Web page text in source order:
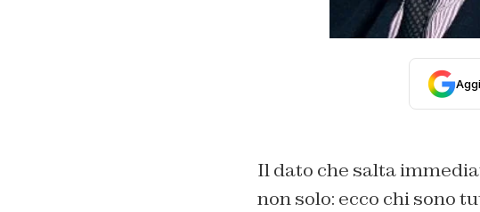
Il dato che salta
non solo: ecco chi sono